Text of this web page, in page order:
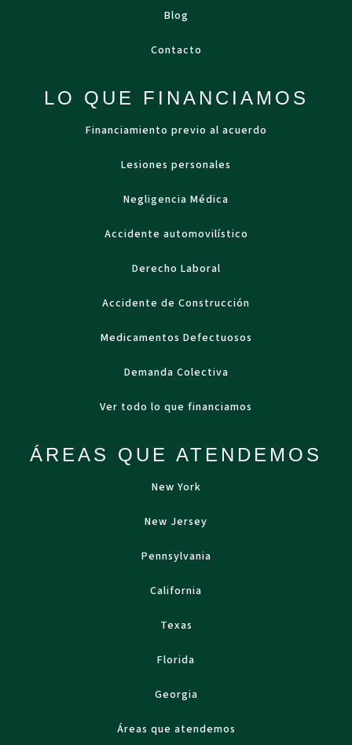
Blog
Contacto
LO QUE FINANCIAMOS
Financiamiento previo al acuerdo
Lesiones personales
Negligencia Médica
Accidente automovilístico
Derecho Laboral
Accidente de Construcción
Medicamentos Defectuosos
Demanda Colectiva
Ver todo lo que financiamos
ÁREAS QUE ATENDEMOS
New York
New Jersey
Pennsylvania
California
Texas
Florida
Georgia
Áreas que atendemos